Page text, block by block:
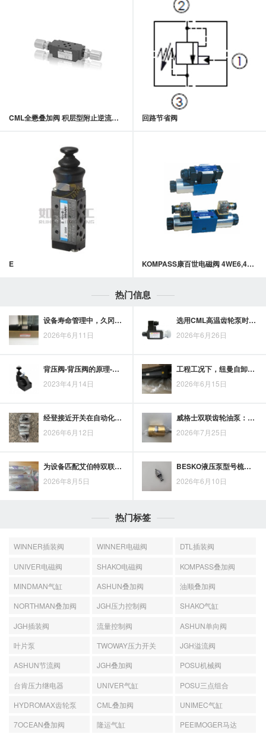
CML全懋叠加阀 积层型附止逆流量控制阀 MTC-02,MTC-03系列 回路节省阀
E KOMPASS康百世电磁阀 4WE6,4WE10系列电磁换向阀
热门信息
设备寿命管理中，久冈比例溢流阀的日常维护要点
2026年6月11日
选用CML高温齿轮泵时，先看影响效率的工况参数
2026年6月26日
背压阀-背压阀的原理-背压阀的主要作用
2023年4月14日
工程工况下，纽曼自卸车油缸性能提升的关键关注点
2026年6月15日
经登接近开关在自动化检测中的识别应用与选型关注点
2026年6月12日
威格士双联齿轮油泵：面向生产效率提升的选型思路
2026年7月25日
为设备匹配艾伯特双联齿轮油泵，流量、压力、旋向及接口尺寸需先确认
2026年8月5日
BESKO液压泵型号梳理：从设备需求看选型匹配思路
2026年6月10日
热门标签
WINNER插装阀 WINNER电磁阀
DTL插装阀
UNIVER电磁阀
SHAKO电磁阀
KOMPASS叠加阀
MINDMAN气缸
ASHUN叠加阀
油顺叠加阀
NORTHMAN叠加阀
JGH压力控制阀
SHAKO气缸
JGH插装阀
流量控制阀
ASHUN单向阀
叶片泵
TWOWAY压力开关
JGH溢流阀
ASHUN节流阀
JGH叠加阀
POSU机械阀
台肯压力继电器
UNIVER气缸
POSU三点组合
HYDROMAX齿轮泵
CML叠加阀
UNIMEC气缸
7OCEAN叠加阀
隆运气缸 PEEIMOGER马达